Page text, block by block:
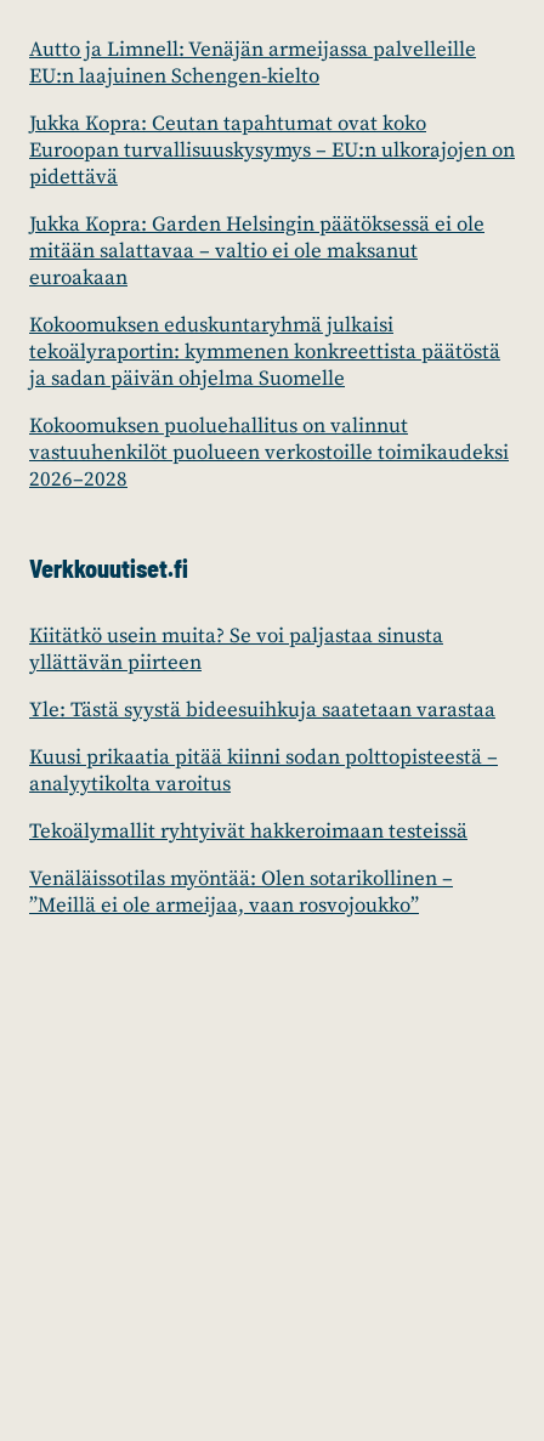
Autto ja Limnell: Venäjän armeijassa palvelleille
EU:n laajuinen Schengen-kielto
Jukka Kopra: Ceutan tapahtumat ovat koko
Euroopan turvallisuuskysymys – EU:n ulkorajojen on
pidettävä
Jukka Kopra: Garden Helsingin päätöksessä ei ole
mitään salattavaa – valtio ei ole maksanut
euroakaan
Kokoomuksen eduskuntaryhmä julkaisi
tekoälyraportin: kymmenen konkreettista päätöstä
ja sadan päivän ohjelma Suomelle
Kokoomuksen puoluehallitus on valinnut
vastuuhenkilöt puolueen verkostoille toimikaudeksi
2026–2028
Verkkouutiset.fi
Kiitätkö usein muita? Se voi paljastaa sinusta
yllättävän piirteen
Yle: Tästä syystä bideesuihkuja saatetaan varastaa
Kuusi prikaatia pitää kiinni sodan polttopisteestä –
analyytikolta varoitus
Tekoälymallit ryhtyivät hakkeroimaan testeissä
Venäläissotilas myöntää: Olen sotarikollinen –
”Meillä ei ole armeijaa, vaan rosvojoukko”